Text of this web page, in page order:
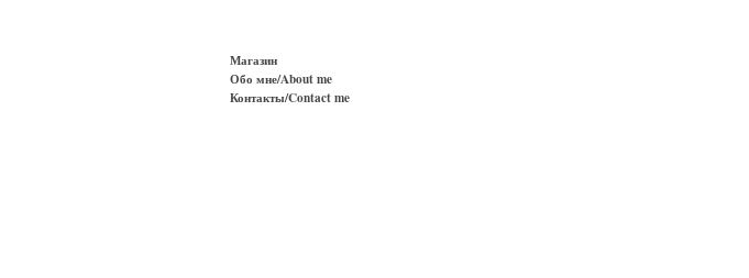
Магазин
Обо мне/About me
Контакты/Contact me